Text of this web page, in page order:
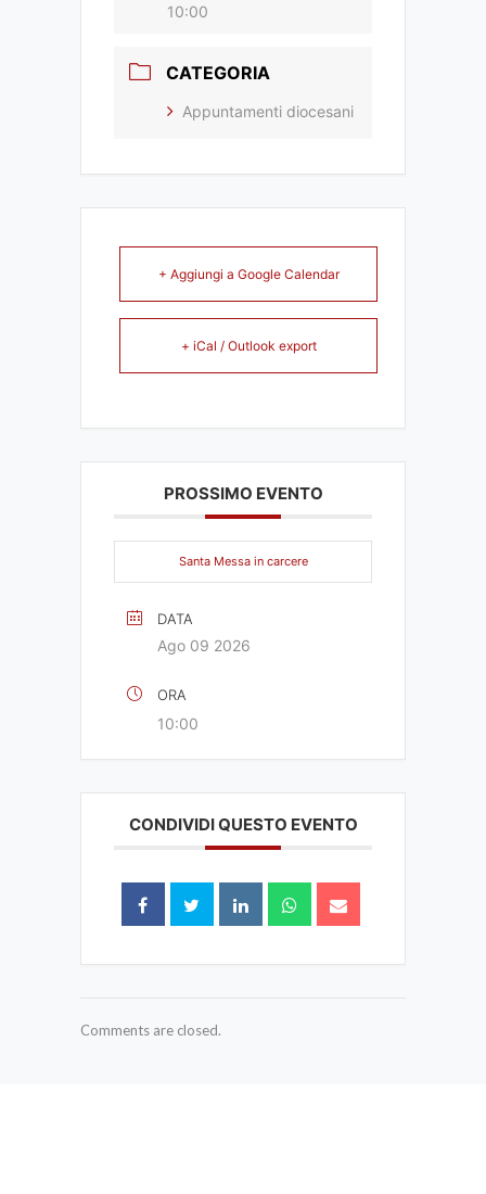
10:00
CATEGORIA
Appuntamenti diocesani
+ Aggiungi a Google Calendar
+ iCal / Outlook export
PROSSIMO EVENTO
Santa Messa in carcere
DATA
Ago 09 2026
ORA
10:00
CONDIVIDI QUESTO EVENTO
Comments are closed.